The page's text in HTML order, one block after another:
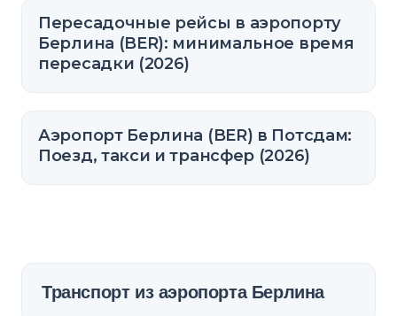
Пересадочные рейсы в аэропорту
Берлина (BER): минимальное время
пересадки (2026)
Аэропорт Берлина (BER) в Потсдам:
Поезд, такси и трансфер (2026)
Транспорт из аэропорта Берлина